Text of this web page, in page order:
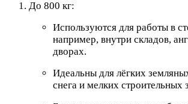
До 800 кг:
Используются для работы в
например, внутри складов,
дворах.
Идеальны для лёгких
снега и мелких строительных